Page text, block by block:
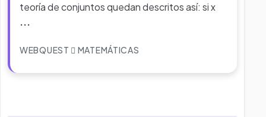
teoría de conjuntos quedan descritos así: si x
...
WEBQUEST MATEMÁTICAS